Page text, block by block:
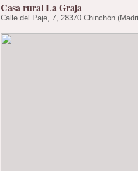
Casa rural La Graja
Calle del Paje, 7, 28370 Chinchón